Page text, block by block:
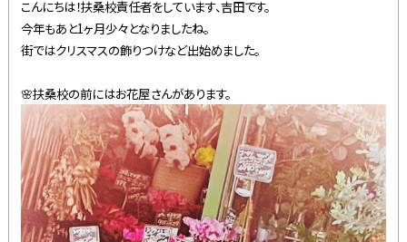
こんにちは！扶桑校責任者をしています、吉田です。
今年もあと1ヶ月少々となりましたね。
街ではクリスマスの飾りつけなど出始めました。
🌸扶桑校の前にはお花屋さんがあります。